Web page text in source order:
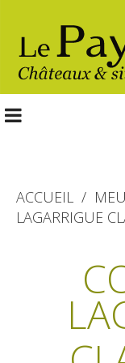
Belcastel, village
Bournazel,
Randonnée
pédestre
En vélo, à
Gîtes et
ACCUEIL
LAGARRIGUE